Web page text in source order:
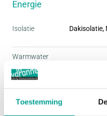
Toestemming
De introductie van 2
tezamen met de
voor een uniek
woningen en de 2
en om toe te passen
Energie
Isolatie
Dakisolatie,
Warmwater
Verwarming
Buitenruimte